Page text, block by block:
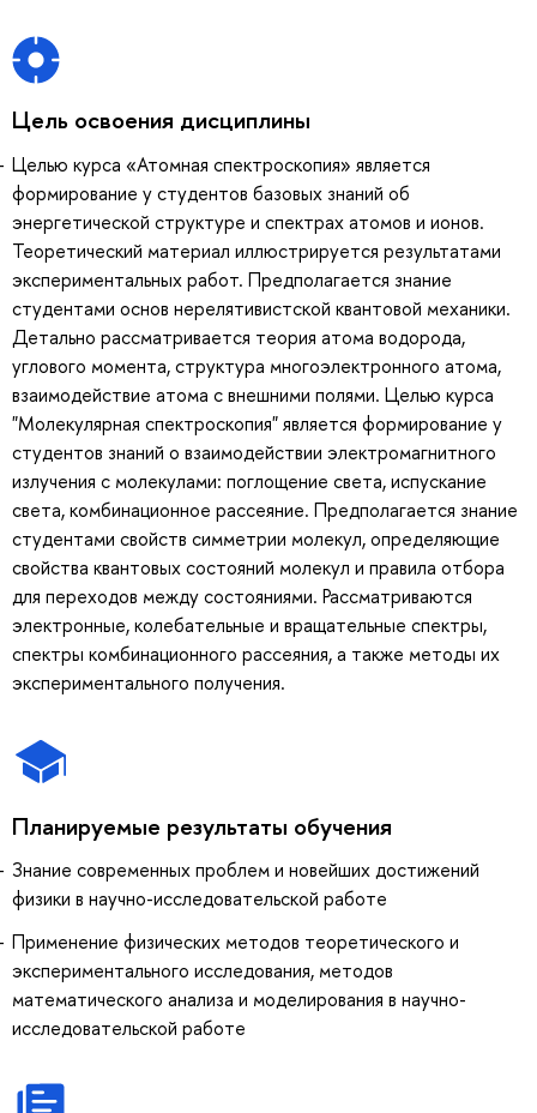
Цель освоения дисциплины
Целью курса «Атомная спектроскопия» является
формирование у студентов базовых знаний об
энергетической структуре и спектрах атомов и ионов.
Теоретический материал иллюстрируется результатами
экспериментальных работ. Предполагается знание
студентами основ нерелятивистской квантовой механики.
Детально рассматривается теория атома водорода,
углового момента, структура многоэлектронного атома,
взаимодействие атома с внешними полями. Целью курса
"Молекулярная спектроскопия" является формирование у
студентов знаний о взаимодействии электромагнитного
излучения с молекулами: поглощение света, испускание
света, комбинационное рассеяние. Предполагается знание
студентами свойств симметрии молекул, определяющие
свойства квантовых состояний молекул и правила отбора
для переходов между состояниями. Рассматриваются
электронные, колебательные и вращательные спектры,
спектры комбинационного рассеяния, а также методы их
экспериментального получения.
Планируемые результаты обучения
Знание современных проблем и новейших достижений
физики в научно-исследовательской работе
Применение физических методов теоретического и
экспериментального исследования, методов
математического анализа и моделирования в научно-
исследовательской работе